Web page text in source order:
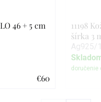
46 + 5 cm
€60
11198
šírka 3